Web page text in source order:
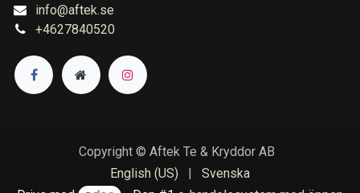
info@aftek.se
+4627840520
Copyright © Aftek Te & Kryddor AB
English (US)
|
Svenska